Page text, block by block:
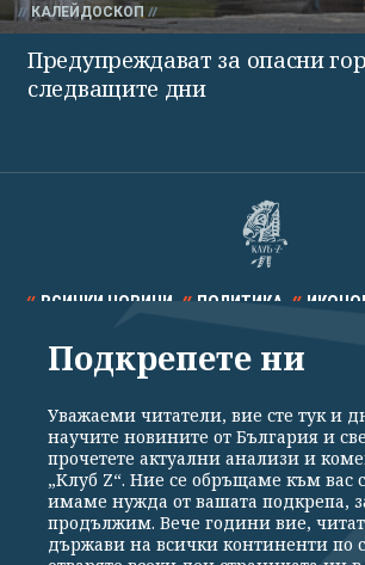
КАЛЕЙДОСКОП
Предупреждават за опасни
следващите дни
ВСИЧКИ НОВИНИ ПОЛИТИКА
СПОРТ КУЛТУРА ТЕХНОЛОГИИ
Общи условия
Политика за
Подкрепете ни
Уважаеми читатели, вие сте тук и
научите новините от България и
прочетете актуални анализи и
„Клуб Z“. Ние се обръщаме към вас
имаме нужда от вашата подкрепа,
продължим. Вече години вие,
държави на всички континенти по